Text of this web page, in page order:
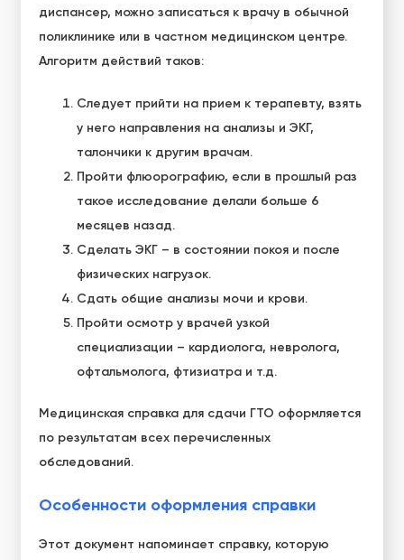
диспансер, можно записаться к врачу в обычной
поликлинике или в частном медицинском центре.
Алгоритм действий таков:
Следует прийти на прием к терапевту, взять
у него направления на анализы и ЭКГ,
талончики к другим врачам.
Пройти флюорографию, если в прошлый раз
такое исследование делали больше 6
месяцев назад.
Сделать ЭКГ – в состоянии покоя и после
физических нагрузок.
Сдать общие анализы мочи и крови.
Пройти осмотр у врачей узкой
специализации – кардиолога, невролога,
офтальмолога, фтизиатра и т.д.
Медицинская справка для сдачи ГТО оформляется
по результатам всех перечисленных
обследований.
Особенности оформления справки
Этот документ напоминает справку, которую